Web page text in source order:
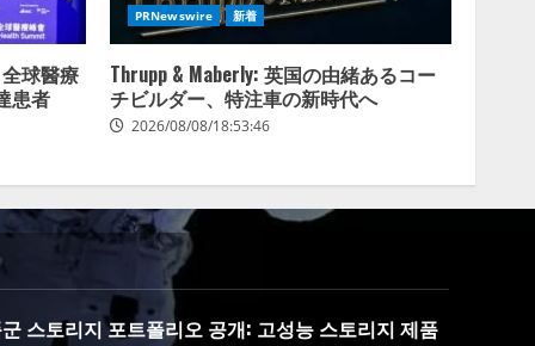
球醫療
患者
PRNewswire 新着
Thrupp & Maberly: 英国の由緒あるコー
チビルダー、特注車の新時代へ
2026/08/08/18:53:46
스토리지 포트폴리오 공개: 고성능 스토리지 제품